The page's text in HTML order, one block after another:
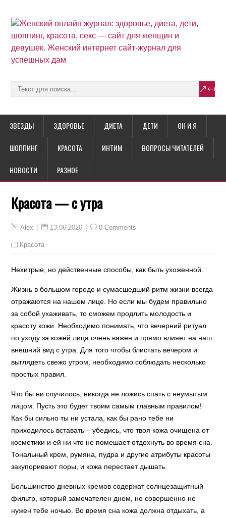
ЗВЕЗДЫ ЗДОРОВЬЕ ДИЕТА ДЕТИ ОН И Я
ШОППИНГ КРАСОТА ИНТИМ ВОПРОСЫ ЧИТАТЕЛЕЙ
НОВОСТИ РАЗНОЕ
Красота — с утра
Alex 13.06.2020 0 Comments
Красота
Нехитрые, но действенные способы, как быть ухоженной.
Жизнь в большом городе и сумасшедший ритм жизни всегда
отражаются на нашем лице. Но если мы будем правильно
за собой ухаживать, то сможем продлить молодость и
красоту кожи. Необходимо понимать, что вечерний ритуал
по уходу за кожей лица очень важен и прямо влияет на наш
внешний вид с утра. Для того чтобы блистать вечером и
выглядеть свежо утром, необходимо соблюдать несколько
простых правил.
Что бы ни случилось, никогда не ложись спать с неумытым
лицом. Пусть это будет твоим самым главным правилом!
Как бы сильно ты ни устала, как бы рано тебе ни
приходилось вставать – убедись, что твоя кожа очищена от
косметики и ей ни что не помешает отдохнуть во время сна.
Тональный крем, румяна, пудра и другие атрибуты красоты
закупоривают поры, и кожа перестает дышать.
Большинство дневных кремов содержат солнцезащитный
фильтр, который замечателен днем, но совершенно не
нужен тебе ночью. Во время сна кожа должна отдыхать, а